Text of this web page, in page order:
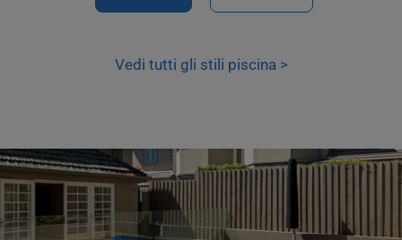
Vedi tutti gli stili piscina >